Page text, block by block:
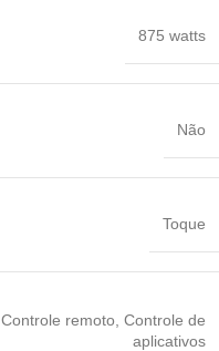
875 watts
Não
Toque
Controle remoto Controle de
aplicativos